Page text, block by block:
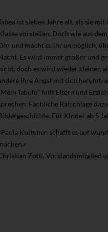
ist sieben Jahre alt, als sie
vorstellen. Doch wie aus
und macht es ihr unmöglich,
Es wird immer größer und
doch es wird wieder kleiner,
ihre Angst mit sich
Tabulu“ hilft Eltern und
Fachliche Ratschläge
Für Kinder ab 5
Kuitunen schafft es auf
Zottl, Vorstandsmitglied